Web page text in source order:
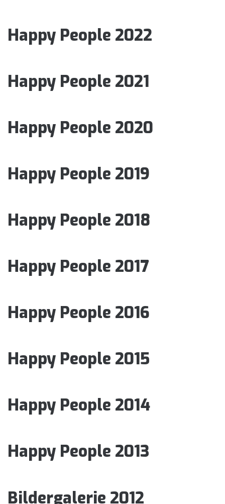
Happy People 2022
Happy People 2021
Happy People 2020
Happy People 2019
Happy People 2018
Happy People 2017
Happy People 2016
Happy People 2015
Happy People 2014
Happy People 2013
Bildergalerie 2012